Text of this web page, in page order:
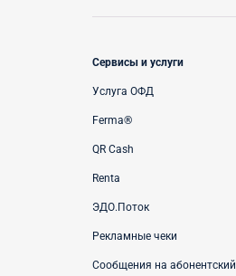
Сервисы и услуги
Услуга ОФД
Ferma®
QR Cash
Renta
ЭДО.Поток
Рекламные чеки
Сообщения на абонентский